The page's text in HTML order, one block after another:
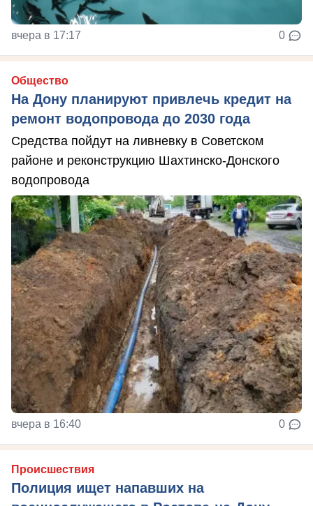
вчера в 17:17 0
Общество
На Дону планируют привлечь кредит на
ремонт водопровода до 2030 года
Средства пойдут на ливневку в Советском
районе и реконструкцию Шахтинско-Донского
водопровода
вчера в 16:40 0
Происшествия
Полиция ищет напавших на